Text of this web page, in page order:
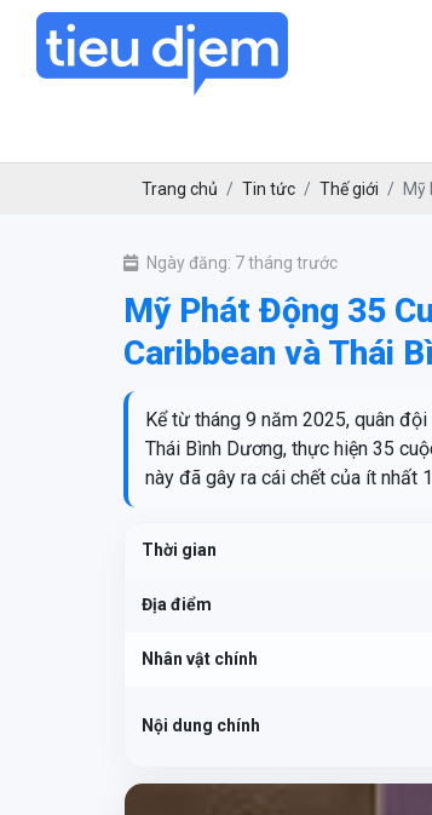
Trang chủ Tin tức Thế giới Mỹ
Ngày đăng: 7 tháng trước
Mỹ Phát Động 35
Caribbean và Thái
Kể từ tháng 9 năm 2025, quân
Thái Bình Dương, thực hiện 35
này đã gây ra cái chết của ít nhất
Thời gian
Địa điểm
Nhân vật chính
Nội dung chính